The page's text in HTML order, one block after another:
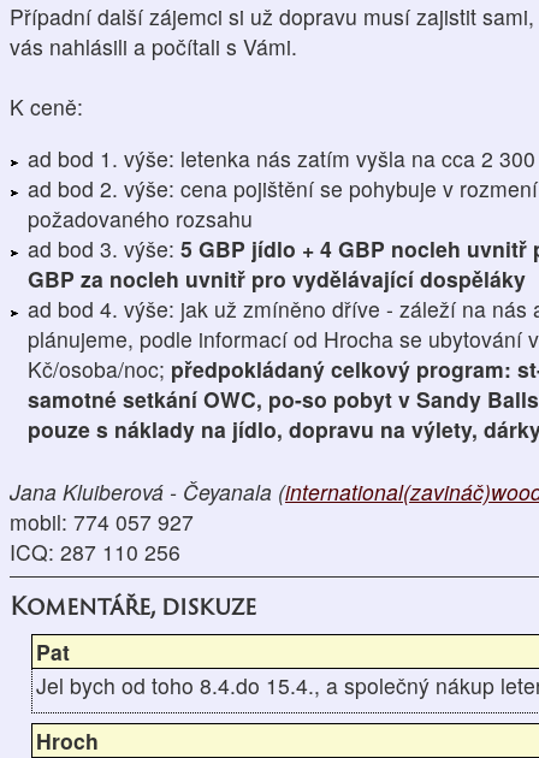
Případní další zájemci si už dopravu musí zajistit
vás nahlásili a počítali s Vámi.
K ceně:
ad bod 1. výše: letenka nás zatím vyšla na cca 2
ad bod 2. výše: cena pojištění se pohybuje v
požadovaného rozsahu
ad bod 3. výše: 5 GBP jídlo + 4 GBP nocleh
GBP za nocleh uvnitř pro vydělávající dospěláky
ad bod 4. výše: jak už zmíněno dříve - záleží na
plánujeme, podle informací od Hrocha se ubytování
Kč/osoba/noc; předpokládaný celkový program:
samotné setkání OWC, po-so pobyt v Sandy
pouze s náklady na jídlo, dopravu na výlety,
Jana Kluiberová - Čeyanala (
mobil: 774 057 927
ICQ: 287 110 256
Komentáře, diskuze
Pat
Jel bych od toho 8.4.do 15.4., a společný nákup
Hroch